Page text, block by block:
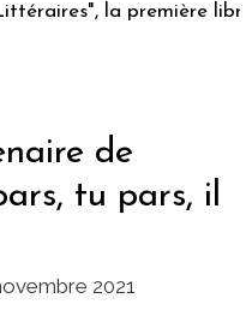
la première librairie
de
tu pars, il
2021